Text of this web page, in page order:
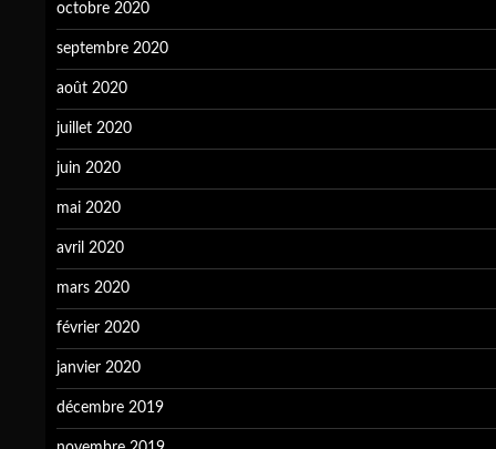
octobre 2020
septembre 2020
août 2020
juillet 2020
juin 2020
mai 2020
avril 2020
mars 2020
février 2020
janvier 2020
décembre 2019